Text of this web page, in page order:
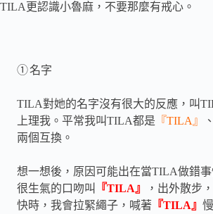
TILA 更認識小魯麻，不要那麼有戒心。
①名字
TILA對她的名字沒有很大的反應，叫
上理我。平常我叫TILA都是 『TILA 』 、
兩個互換。
想一想後，原因可能出在當TILA做錯
很生氣的口吻叫
『TILA』 ，出外散步
快時，我會拉緊繩子，喊著 『TILA』